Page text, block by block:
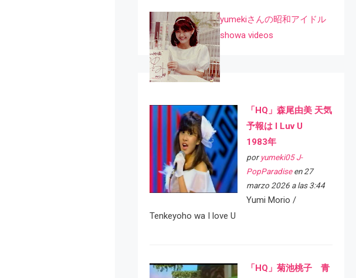
yumekiさんの昭和アイドル
showa videos
「HQ」森尾由美 天気
予報は I Luv U
1983年
por yumeki05 J-
PopParadiseen 27
marzo 2026 a las 3:44
Yumi Morio /
Tenkeyoho wa I love U
「HQ」菊池桃子 青